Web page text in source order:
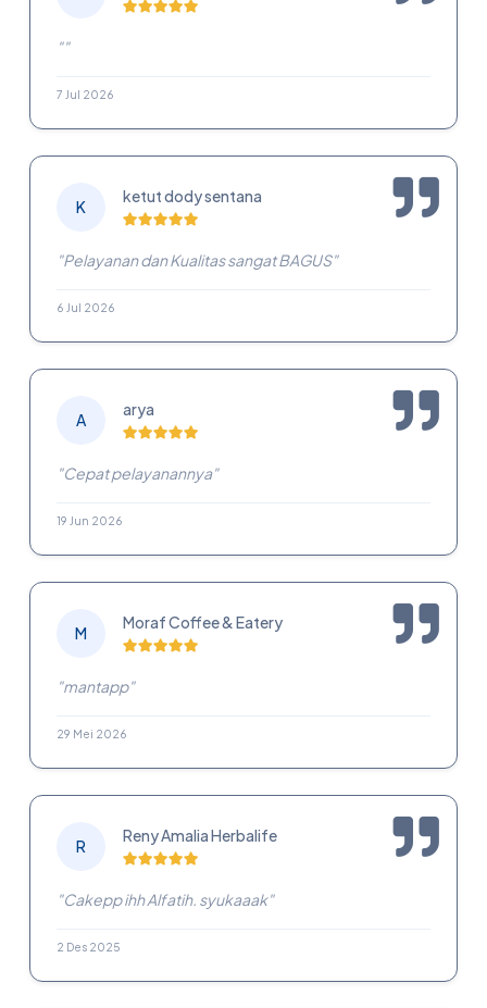
""
7 Jul 2026
K
ketut dody sentana
"Pelayanan dan Kualitas sangat BAGUS"
6 Jul 2026
A
arya
"Cepat pelayanannya"
19 Jun 2026
M
Moraf Coffee & Eatery
"mantapp"
29 Mei 2026
R
Reny Amalia Herbalife
"Cakepp ihh Alfatih. syukaaak"
2 Des 2025